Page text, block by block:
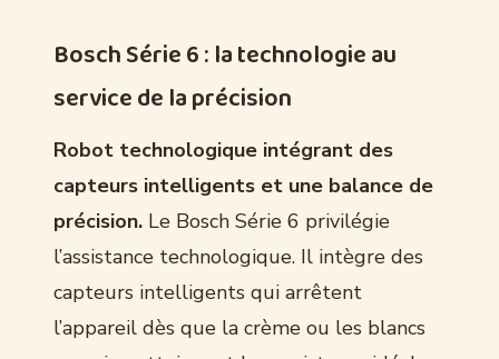
Bosch Série 6 : la technologie au
service de la précision
Robot technologique intégrant des
capteurs intelligents et une balance de
précision. Le Bosch Série 6 privilégie
l’assistance technologique. Il intègre des
capteurs intelligents qui arrêtent
l’appareil dès que la crème ou les blancs